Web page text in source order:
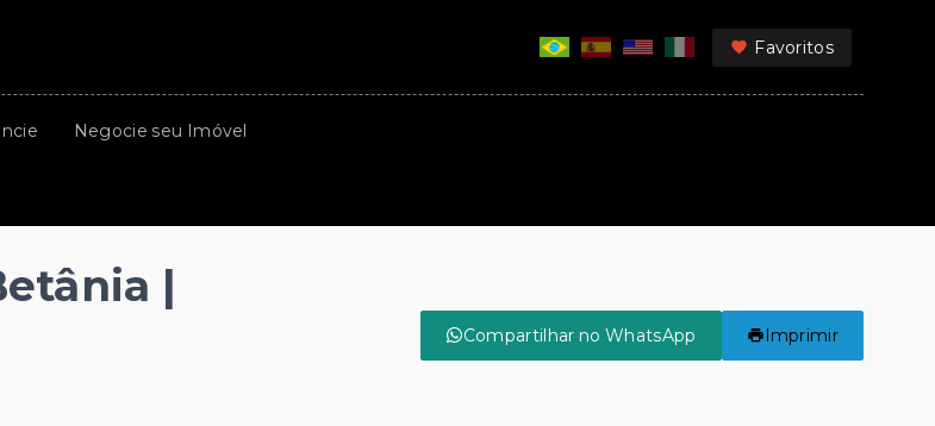
Favoritos
Negocie seu Imóvel
|
Compartilhar no WhatsApp Imprimir